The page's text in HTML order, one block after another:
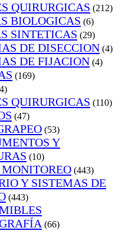
QUIRURGICAS (212)
BIOLOGICAS (6)
SINTETICAS (29)
DE DISECCION (4)
DE FIJACION (4)
(169)
QUIRURGICAS (110)
(47)
(53)
Y
(10)
(443)
Y SISTEMAS DE
(443)
(66)